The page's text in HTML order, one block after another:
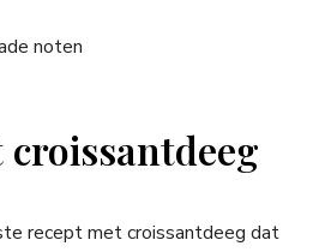
croissantdeeg
recept met croissantdeeg dat